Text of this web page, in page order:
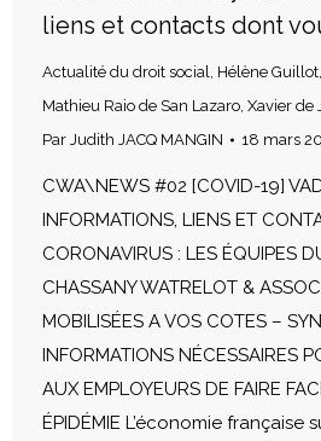
liens et contacts dont
Actualité du droit social Hélène Guillot
Mathieu Raio de San Lazaro Xavier de
Par Judith JACQ MANGIN 18 mars
CWA\NEWS #02 [COVID-19]
INFORMATIONS, LIENS ET
CORONAVIRUS : LES ÉQUIPES
CHASSANY WATRELOT &
MOBILISÉES A VOS COTES –
INFORMATIONS NÉCESSAIRES
AUX EMPLOYEURS DE FAIRE
ÉPIDÉMIE L’économie française